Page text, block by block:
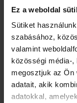
Ez a weboldal
Sütiket
szabásához,
valamint
közösségi média-,
megosztjuk az Ön
adatait, akik
adatokkal,